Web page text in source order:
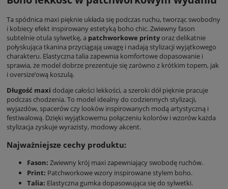
Ta spódnica maxi pięknie układa się podczas ruchu, tworząc swobodny
i kobiecy efekt inspirowany estetyką boho chic. Zwiewny fason
subtelnie otula sylwetkę, a patchworkowe printyoraz delikatnie
połyskująca tkanina przyciągają uwagę i nadają stylizacji wyjątkowego
charakteru. Elastyczna talia zapewnia komfortowe dopasowanie i
sprawia, że model dobrze prezentuje się zarówno z krótkim topem, jak
i oversize’ową koszulą.
Długość maxi dodaje całości lekkości, a szeroki dół pięknie pracuje
podczas chodzenia. To model idealny do codziennych stylizacji,
wyjazdów, spacerów czy looków inspirowanych modą artystyczną i
festiwalową. Dzięki wyjątkowemu połączeniu kolorów i wzorów każda
stylizacja zyskuje wyrazisty, modowy akcent.
Najważniejsze cechy produktu:
Fason: Zwiewny krój maxi zapewniający swobodę ruchów.
Print: Patchworkowe wzory inspirowane stylem boho.
Talia: Elastyczna gumka dopasowująca się do sylwetki.